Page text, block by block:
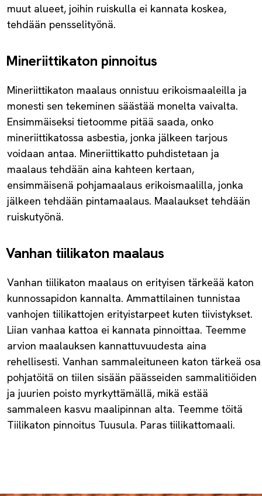
muut alueet, joihin ruiskulla ei kannata koskea,
tehdään pensselityönä.
Mineriittikaton pinnoitus
Mineriittikaton maalaus onnistuu erikoismaaleilla ja
monesti sen tekeminen säästää monelta vaivalta.
Ensimmäiseksi tietoomme pitää saada, onko
mineriittikatossa asbestia, jonka jälkeen tarjous
voidaan antaa. Mineriittikatto puhdistetaan ja
maalaus tehdään aina kahteen kertaan,
ensimmäisenä pohjamaalaus erikoismaalilla, jonka
jälkeen tehdään pintamaalaus. Maalaukset tehdään
ruiskutyönä.
Vanhan tiilikaton maalaus
Vanhan tiilikaton maalaus on erityisen tärkeää katon
kunnossapidon kannalta. Ammattilainen tunnistaa
vanhojen tiilikattojen erityistarpeet kuten tiivistykset.
Liian vanhaa kattoa ei kannata pinnoittaa. Teemme
arvion maalauksen kannattuvuudesta aina
rehellisesti. Vanhan sammaleituneen katon tärkeä osa
pohjatöitä on tiilen sisään päässeiden sammalitiöiden
ja juurien poisto myrkyttämällä, mikä estää
sammaleen kasvu maalipinnan alta. Teemme töitä
Tiilikaton pinnoitus Tuusula. Paras tiilikattomaali.